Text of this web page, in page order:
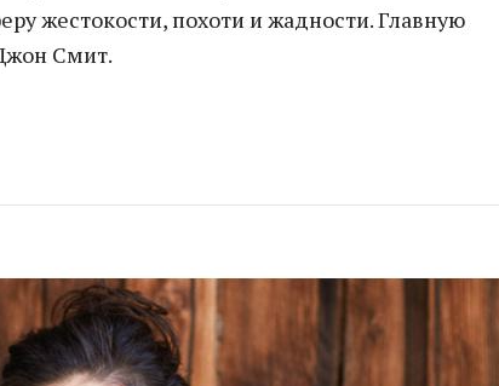
жестокости, похоти и жадности. Главную
Смит.